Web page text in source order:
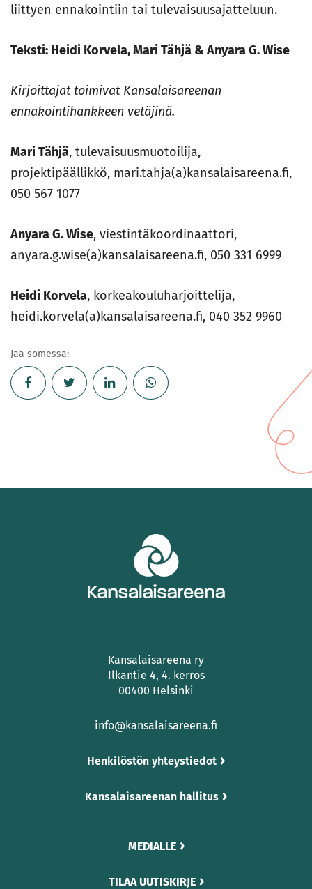
liittyen ennakointiin tai tulevaisuusajatteluun.
Teksti: Heidi Korvela, Mari Tähjä & Anyara G. Wise
Kirjoittajat toimivat Kansalaisareenan
ennakointihankkeen vetäjinä.
Mari Tähjä, tulevaisuusmuotoilija,
projektipäällikkö, mari.tahja(a)kansalaisareena.fi,
050 567 1077
Anyara G. Wise, viestintäkoordinaattori,
anyara.g.wise(a)kansalaisareena.fi, 050 331 6999
Heidi Korvela, korkeakouluharjoittelija,
heidi.korvela(a)kansalaisareena.fi, 040 352 9960
Jaa somessa:
Kansalaisareena ry
Ilkantie 4, 4. kerros
00400 Helsinki
info@kansalaisareena.fi
Henkilöstön yhteystiedot
Kansalaisareenan hallitus
MEDIALLE
TILAA UUTISKIRJE